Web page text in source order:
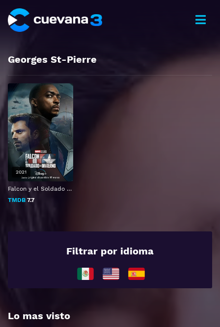
Georges St-Pierre
Falcon y el Soldado del Invierno
TMDB 7.7
2021
Filtrar por idioma
Lo mas visto